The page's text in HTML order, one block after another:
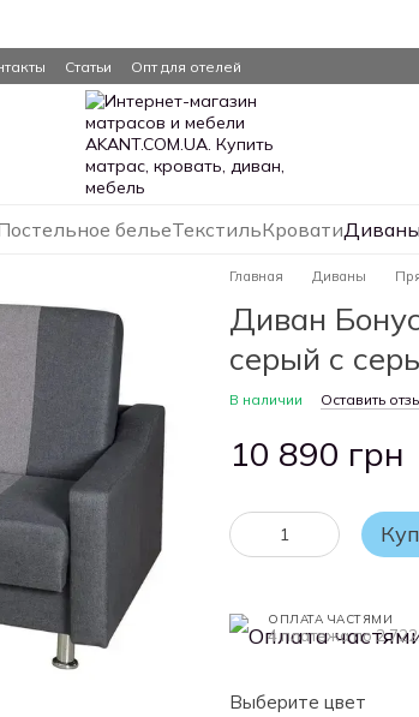
Статьи Опт для отелей
бельеТекстильКроватиДиваны
Главная Диваны
Диван
серый с
В наличии Оставить
10 890 грн
ОПЛАТА ЧАСТЯМИ
4 платежа по 2
Выберите цвет